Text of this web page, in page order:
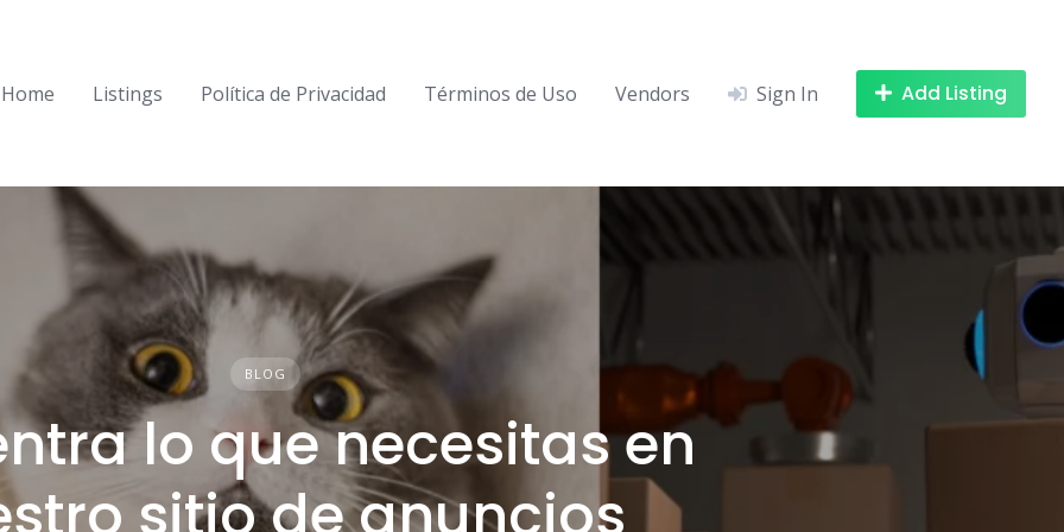
Home Listings Política de Privacidad Términos de Uso Vendors Sign In Add Listing
BLOG
lo que necesitas en
sitio de anuncios